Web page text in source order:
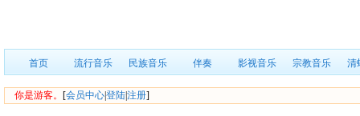
首页 流行音乐 民族音乐 伴奏 影视音乐 宗教音乐 清
你是游客。 [会员中心登陆注册]